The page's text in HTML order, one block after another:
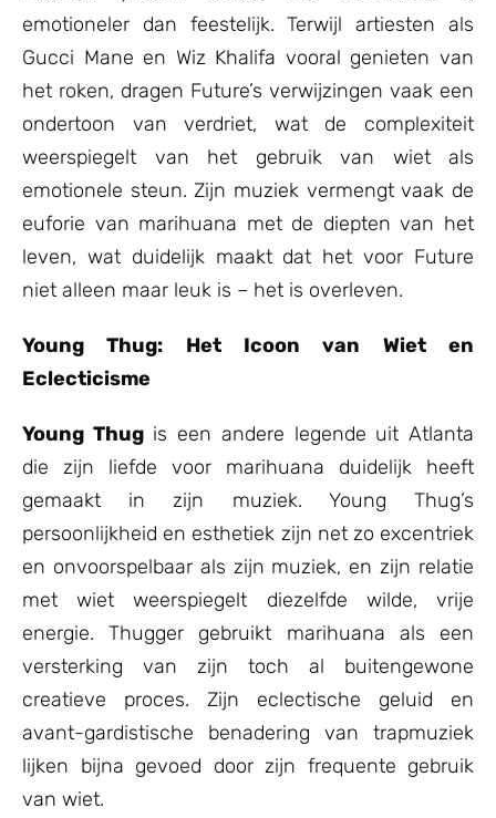
emotioneler dan feestelijk. Terwijl artiesten als
Gucci Mane en Wiz Khalifa vooral genieten van
het roken, dragen Future’s verwijzingen vaak een
ondertoon van verdriet, wat de complexiteit
weerspiegelt van het gebruik van wiet als
emotionele steun. Zijn muziek vermengt vaak de
euforie van marihuana met de diepten van het
leven, wat duidelijk maakt dat het voor Future
niet alleen maar leuk is – het is overleven.
Young Thug: Het Icoon van Wiet en
Eclecticisme
Young Thugis een andere legende uit Atlanta
die zijn liefde voor marihuana duidelijk heeft
gemaakt in zijn muziek. Young Thug’s
persoonlijkheid en esthetiek zijn net zo excentriek
en onvoorspelbaar als zijn muziek, en zijn relatie
met wiet weerspiegelt diezelfde wilde, vrije
energie. Thugger gebruikt marihuana als een
versterking van zijn toch al buitengewone
creatieve proces. Zijn eclectische geluid en
avant-gardistische benadering van trapmuziek
lijken bijna gevoed door zijn frequente gebruik
van wiet.